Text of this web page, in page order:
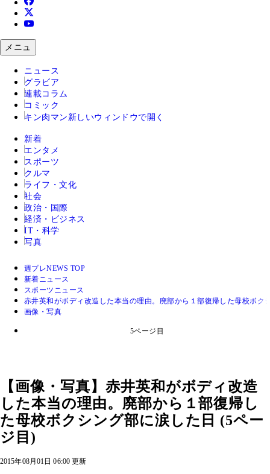
メニュ
ニュース
グラビア
連載コラム
コミック
キン肉マン 新しいウィンドウで開く
新着
エンタメ
スポーツ
クルマ
ライフ・文化
社会
政治・国際
経済・ビジネス
IT・科学
写真
週プレNEWS TOP
新着ニュース
スポーツニュース
赤井英和がボディ改造した本当の理由。廃部から１部復帰した母校ボク
画像・写真
5ページ目
【画像・写真】赤井英和がボディ改造
した本当の理由。廃部から１部復帰し
た母校ボクシング部に涙した日 (5ペー
ジ目)
2015年08月01日 06:00 更新